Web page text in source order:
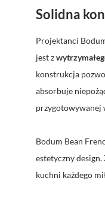
Solidna
Projektanci
jest z
konstrukcja
absorbuje
przygotowywanej
Bodum Bean
estetyczny
kuchni każdego